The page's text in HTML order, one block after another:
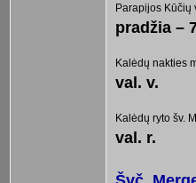
Parapijos Kūčių
pradžia –
Kalėdų nakties
val. v.
Kalėdų ryto šv.
val. r.